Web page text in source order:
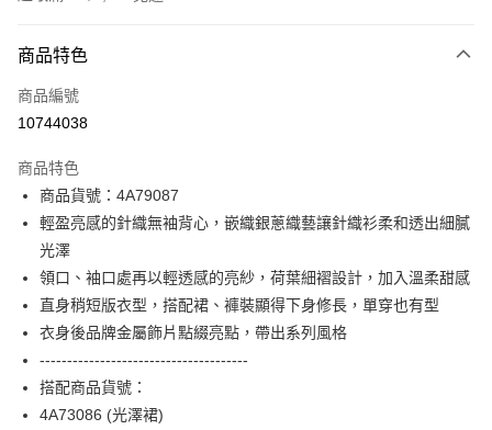
信用卡一次付款
信用卡分期付款
合作金庫商業銀行
華南商業銀行
上海商業儲蓄銀行
台北富邦商業銀行
國泰世華商業銀行
臺灣中小企業銀行
台中商業銀行
匯豐（台灣）商業銀行
華泰商業銀行
聯邦商業銀行
遠東國際商業銀行
元大商業銀行
永豐商業銀行
玉山商業銀行
台新國際商業銀行
台灣樂天信用卡公司
超商取貨付款
LINE Pay
Apple Pay
街口支付
【關於「AFTEE先享後付」】
AFTEE先享後付是「在收到商品之後才付款」的支付方式。 讓您購物簡單
ATM付款
商品特色
商品編號
10744038
商品特色
商品貨號：4A79087
輕盈亮感的針織無袖背心，嵌織銀蔥織藝讓針織衫柔和透出細膩
光澤
領口、袖口處再以輕透感的亮紗，荷葉細褶設計，加入溫柔甜感
直身稍短版衣型，搭配裙、褲裝顯得下身修長，單穿也有型
衣身後品牌金屬飾片點綴亮點，帶出系列風格
--------------------------------------
搭配商品貨號：
4A73086 (光澤裙)